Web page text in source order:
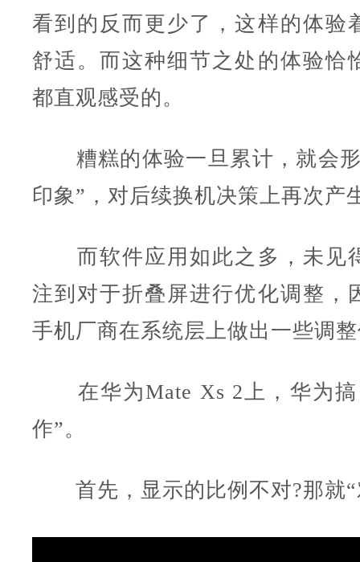
看到的反而更少了，这样的体验
舒适。而这种细节之处的体验恰
都直观感受的。
糟糕的体验一旦累计，就会形
印象”，对后续换机决策上再次产
而软件应用如此之多，未见
注到对于折叠屏进行优化调整，
手机厂商在系统层上做出一些调
在华为Mate Xs 2上，华为搞
作”。
首先，显示的比例不对?那就“